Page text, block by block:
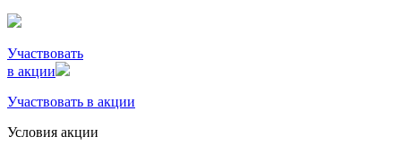
Участвовать
в акции
Участвовать в акции
Условия акции